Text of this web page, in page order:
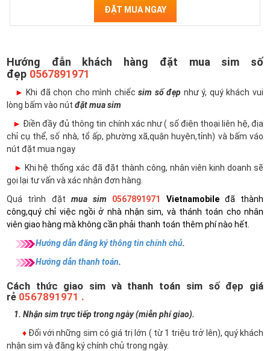
ĐẶT MUA NGAY
Hướng đẫn khách hàng đặt mua sim số
đẹp 0567891971
► Khi đã chọn cho mình chiếcsim số đẹp như ý, quý khách vui
lòng bấm vào nút đặt mua sim
► Điền đầy đủ thông tin chính xác như ( số điện thoại liên hệ, địa
chỉ cụ thể, số nhà, tổ ấp, phường xã,quận huyện,tỉnh) và bấm váo
nút đặt mua ngay
► Khi hệ thống xác đã đặt thành công, nhân viên kinh doanh sẽ
gọi lại tư vấn và xác nhận đơn hàng.
Quá trình đặt mua sim 0567891971 Vietnamobile đã thành
công,quý chỉ việc ngồi ở nhà nhận sim, và thánh toán cho nhân
viên giao hàng mà không cần phải thanh toán thêm phí nào hết.
Hướng dẫn đăng ký thông tin chính chủ.
Hướng dẫn thanh toán.
Cách thức giao sim và thanh toán sim số đẹp giá
rẻ 0567891971 .
1. Nhận sim trực tiếp trong ngày (miễn phí giao).
♦ Đối với những sim có giá trị lớn ( từ 1 triệu trở lên), quý khách
nhận sim và đăng ký chính chủ trong ngày.